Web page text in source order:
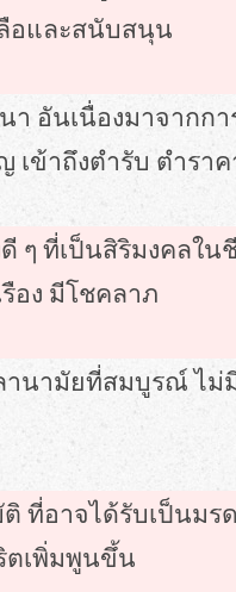
อและสนับสนุน
า อันเนื่องมาจาก
เข้าถึงตำรับ ตำร
ๆ ที่เป็นสิริมงคลใ
อง มีโชคลาภ
นามัยที่สมบูรณ์ ไม่
ที่อาจได้รับเป็นม
ตเพิ่มพูนขึ้น